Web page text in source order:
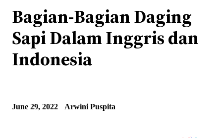
Bagian-Bagian Daging
Sapi Dalam Inggris dan
Indonesia
June 29, 2022 Arwini Puspita